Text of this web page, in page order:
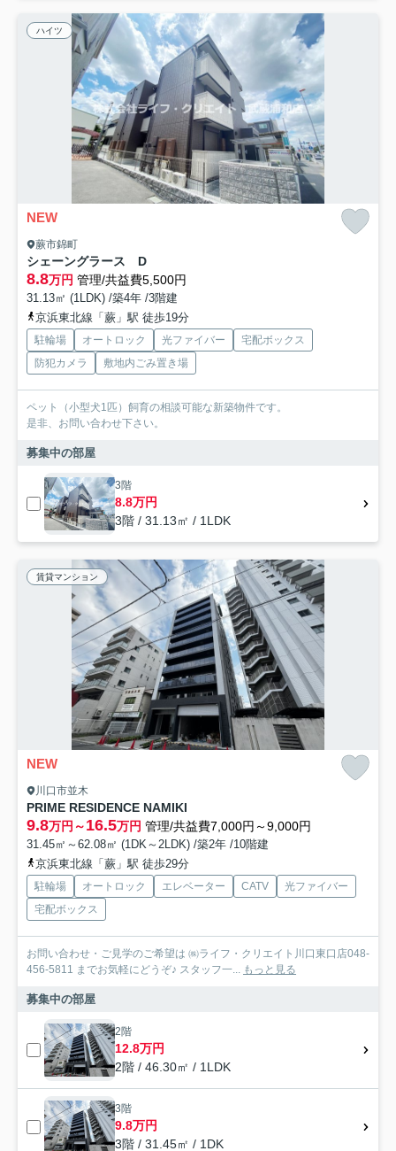
ハイツ
NEW
蕨市錦町
シェーングラース D
8.8万円 管理/共益費5,500円
31.13㎡ (1LDK) /築4年 /3階建
京浜東北線「蕨」駅 徒歩19分
駐輪場 オートロック 光ファイバー
宅配ボックス
防犯カメラ
敷地内ごみ置き場
ペット（小型犬1匹）飼育の相談可能な新築物件です。
是非、お問い合わせ下さい。
募集中の部屋
3階
8.8万円
3階 / 31.13㎡ / 1LDK
賃貸マンション
NEW
川口市並木
PRIME RESIDENCE NAMIKI
9.8万円～16.5万円 管理/共益費7,000円～9,000円
31.45㎡～62.08㎡ (1DK～2LDK) /築2年 /10階建
京浜東北線「蕨」駅 徒歩29分
駐輪場 オートロック エレベーター CATV
光ファイバー
宅配ボックス
お問い合わせ・ご見学のご希望は ㈱ライフ・クリエイト川口東口店048-
456-5811 までお気軽にどうぞ♪ スタッフ一... もっと見る
募集中の部屋
2階
12.8万円
2階 / 46.30㎡ / 1LDK
3階
9.8万円
3階 / 31.45㎡ / 1DK